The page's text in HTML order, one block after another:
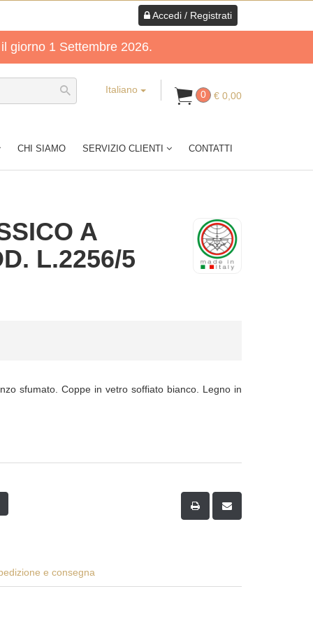
Accedi / Registrati
giorno 1 Settembre 2026.
0 € 0,00
Italiano
CHI SIAMO SERVIZIO CLIENTI CONTATTI
A
L.2256/5
sfumato. Coppe in vetro soffiato bianco. Legno in
e consegna